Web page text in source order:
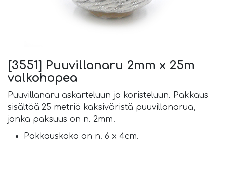
[3551] Puuvillanaru 2mm x 25m
valkohopea
Puuvillanaru askarteluun ja koristeluun. Pakkaus
sisältää 25 metriä kaksiväristä puuvillanarua,
jonka paksuus on n. 2mm.
Pakkauskoko on n. 6 x 4cm.